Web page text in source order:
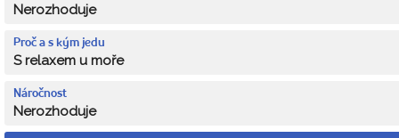
Nerozhoduje
Proč a s kým jedu
S relaxem u moře
Náročnost
Nerozhoduje